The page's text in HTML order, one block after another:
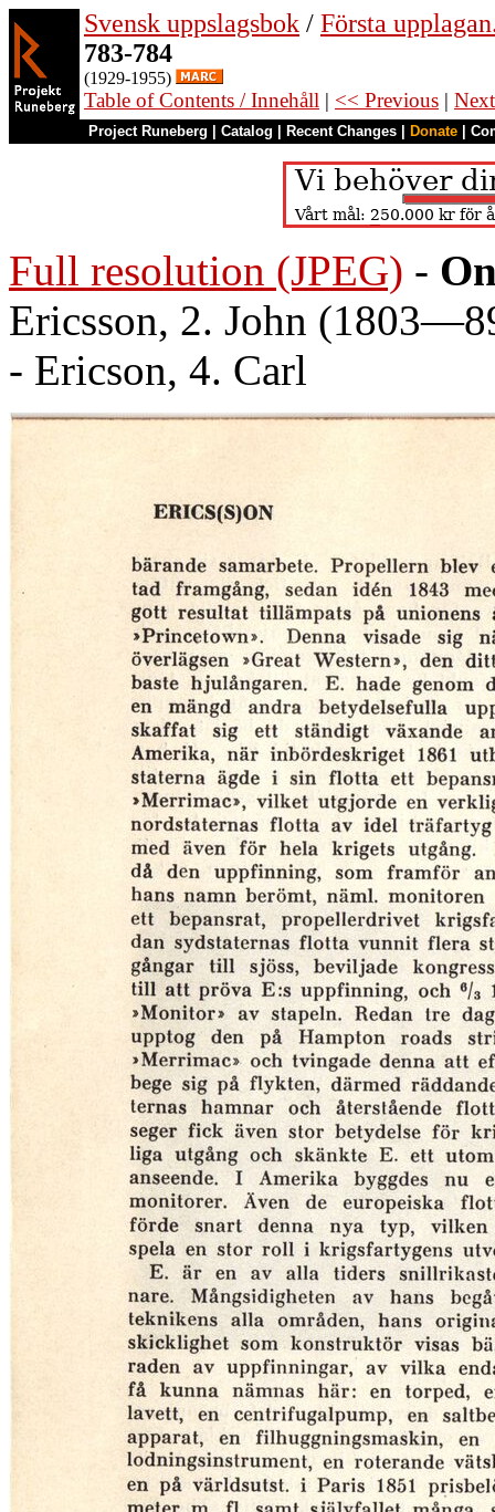
Svensk uppslagsbok / Första
783-784
(1929-1955)
Table of Contents / Innehåll | << Previous |
Project Runeberg Catalog Recent Changes Donate
Full resolution (JPEG) -
Ericsson, 2. John
- Ericson, 4. Carl